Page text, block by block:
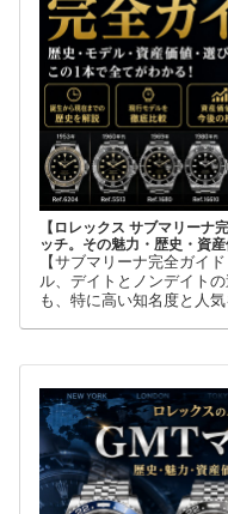
【ロレックス サブマリーナ
ッチ。その魅力・歴史・資
【サブマリーナ完全ガイ
ル、デイトとノンデイト
も、特に高い知名度と人